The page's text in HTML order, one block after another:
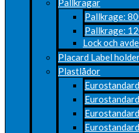
Pallkragar
Pallkrage:
Pallkrage:
Lock och
Placard Label
Plastlådor